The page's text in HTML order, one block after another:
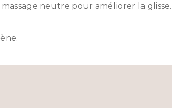
neutre pour améliorer la glisse.